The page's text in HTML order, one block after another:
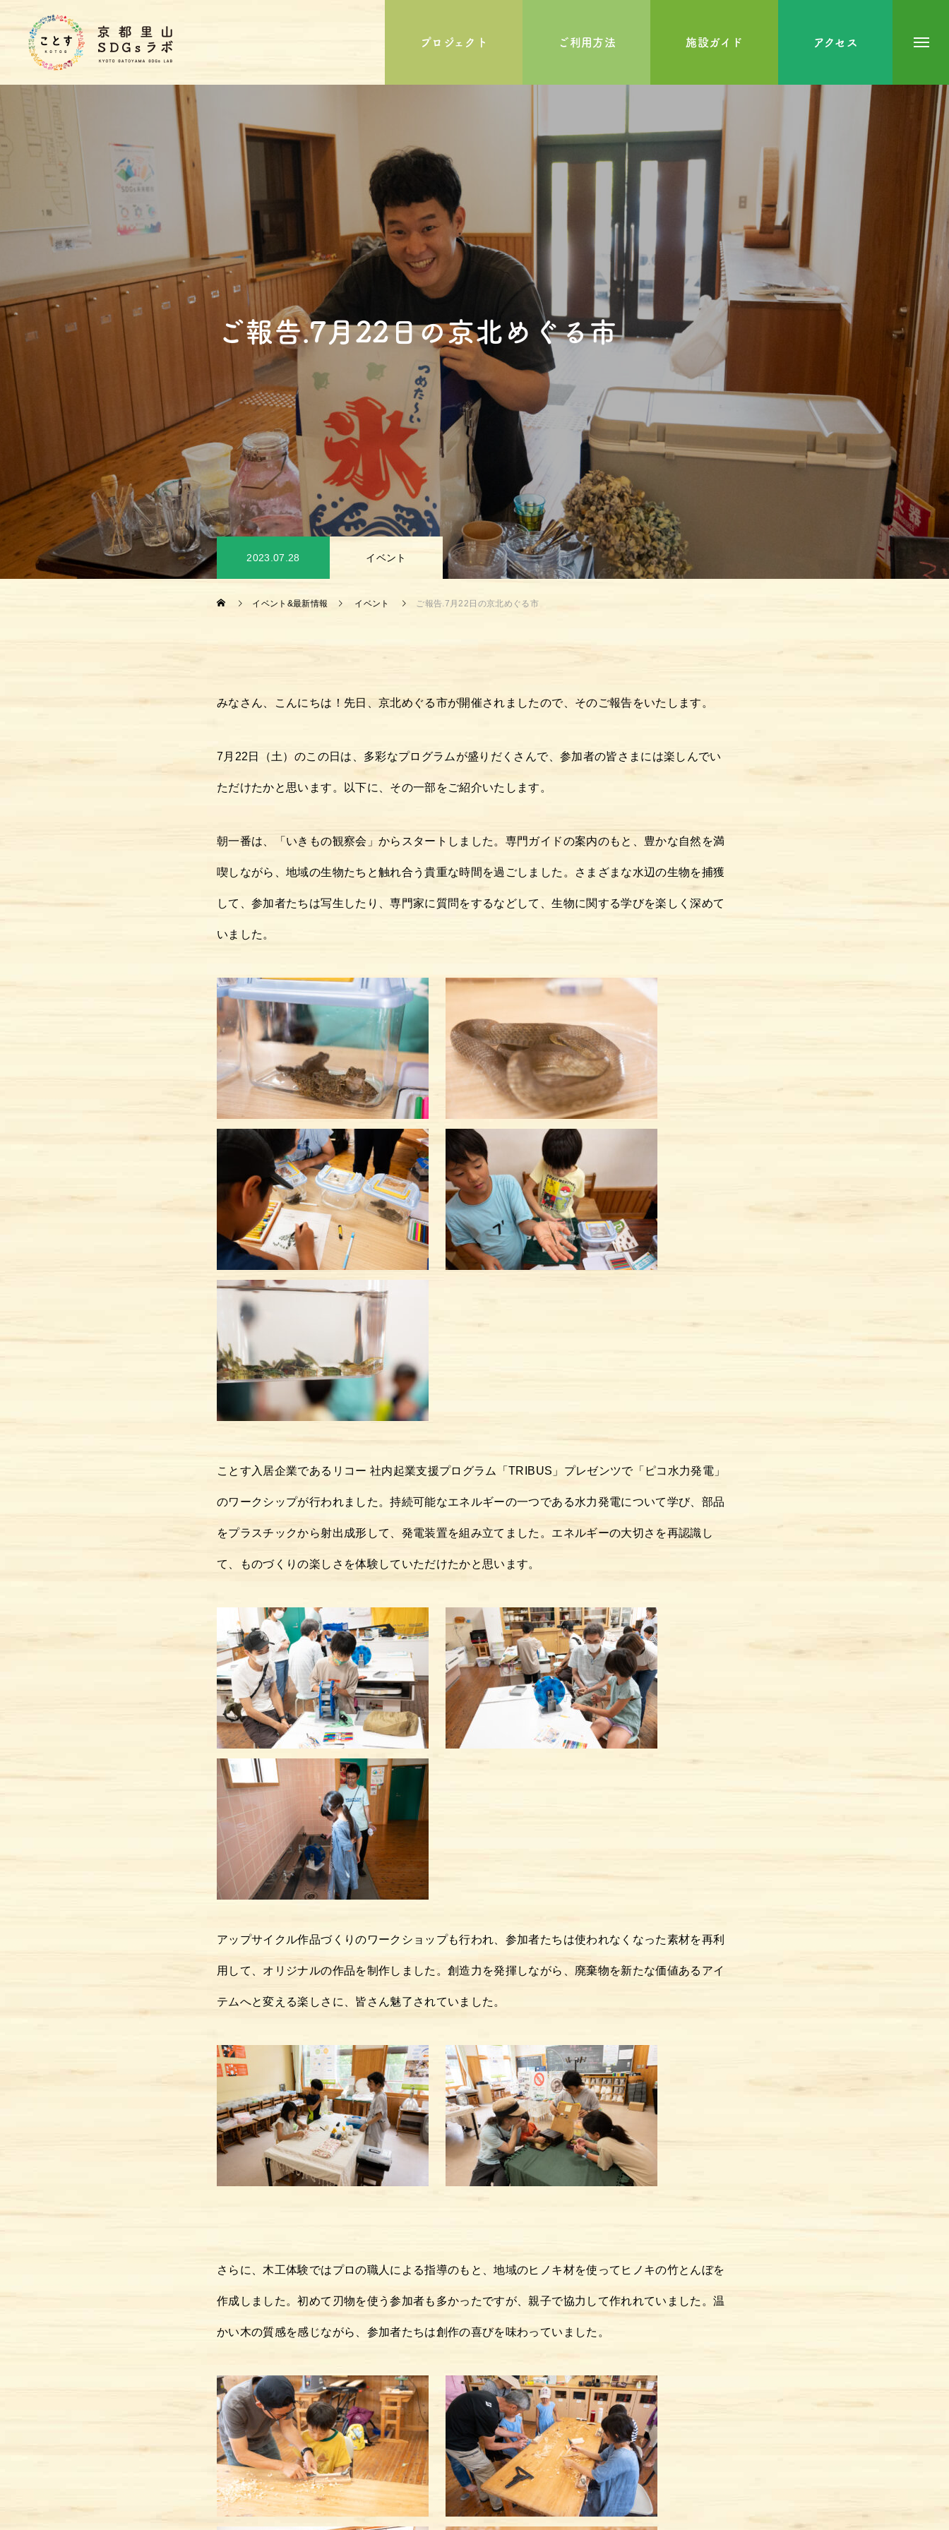
プロジェクト ご利用方法 施設ガイド アクセス
施設ガイド
ご報告.7月22日の京北めぐる市
2023.07.28 イベント
イベント&最新情報 イベント ご報告.7月22日の京北めぐる市
みなさん、こんにちは！先日、京北めぐる市が開催されましたので、そのご報告をいたします。
7月22日（土）のこの日は、多彩なプログラムが盛りだくさんで、参加者の皆さまには楽しんでい
ただけたかと思います。以下に、その一部をご紹介いたします。
朝一番は、「いきもの観察会」からスタートしました。専門ガイドの案内のもと、豊かな自然を満
喫しながら、地域の生物たちと触れ合う貴重な時間を過ごしました。さまざまな水辺の生物を捕獲
して、参加者たちは写生したり、専門家に質問をするなどして、生物に関する学びを楽しく深めて
いました。
ことす入居企業であるリコー 社内起業支援プログラム「TRIBUS」プレゼンツで「ピコ水力発電」
のワークシップが行われました。持続可能なエネルギーの一つである水力発電について学び、部品
をプラスチックから射出成形して、発電装置を組み立てました。エネルギーの大切さを再認識し
て、ものづくりの楽しさを体験していただけたかと思います。
アップサイクル作品づくりのワークショップも行われ、参加者たちは使われなくなった素材を再利
用して、オリジナルの作品を制作しました。創造力を発揮しながら、廃棄物を新たな価値あるアイ
テムへと変える楽しさに、皆さん魅了されていました。
さらに、木工体験ではプロの職人による指導のもと、地域のヒノキ材を使ってヒノキの竹とんぼを
作成しました。初めて刃物を使う参加者も多かったですが、親子で協力して作れれていました。温
かい木の質感を感じながら、参加者たちは創作の喜びを味わっていました。